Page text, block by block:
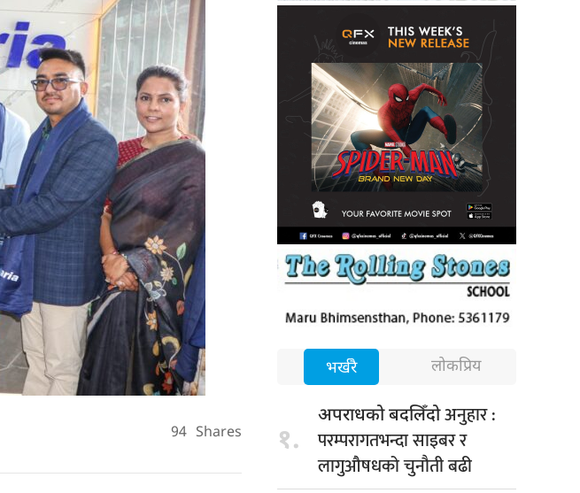
94 Shares
भर्खरै लोकप्रिय
१.
अपराधको बदलिँदोअनुहार :
परम्परागतभन्दा साइबर र
लागुऔषधको चुनौती बढी